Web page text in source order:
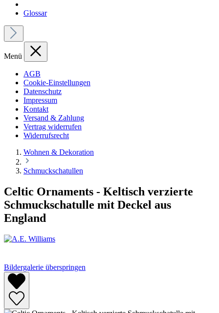
Glossar
Menü
AGB
Cookie-Einstellungen
Datenschutz
Impressum
Kontakt
Versand & Zahlung
Vertrag widerrufen
Widerrufsrecht
Wohnen & Dekoration
Schmuckschatullen
Celtic Ornaments - Keltisch verzierte
Schmuckschatulle mit Deckel aus
England
Bildergalerie überspringen